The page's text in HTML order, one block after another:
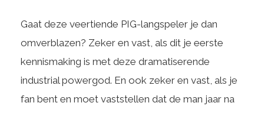
Gaat deze veertiende PIG-langspeler je dan
omverblazen? Zeker en vast, als dit je eerste
kennismaking is met deze dramatiserende
industrial powergod. En ook zeker en vast, als je
fan bent en moet vaststellen dat de man jaar na